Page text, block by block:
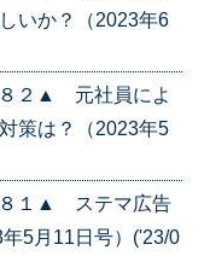
いか？（2023年6
８２▲ 元社員によ
策は？（2023年5
８１▲ ステマ広告
5月11日号）('23/0